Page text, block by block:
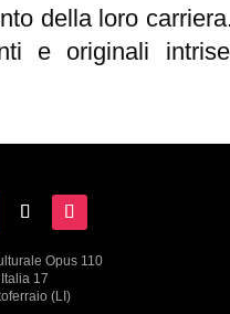
della loro
e originali
Opus 110
17
(LI)